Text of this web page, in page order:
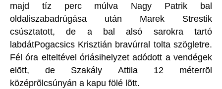
majd tíz perc múlva Nagy Patrik bal
oldaliszabadrúgása után Marek Strestik
csúsztatott, de a bal alsó sarokra tartó
labdátPogacsics Krisztián bravúrral tolta szögletre.
Fél óra elteltével óriásihelyzet adódott a vendégek
elõtt, de Szakály Attila 12 méterrõl
középrõlcsúnyán a kapu fölé lõtt.